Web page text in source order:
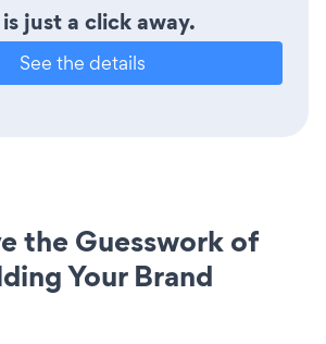
just a click away.
See the details
the Guesswork of
Your Brand